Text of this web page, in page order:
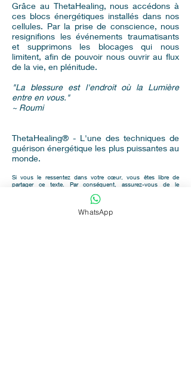
Grâce au ThetaHealing, nous accédons à
ces blocs énergétiques installés dans nos
cellules. Par la prise de conscience, nous
resignifions les événements traumatisants
et supprimons les blocages qui nous
limitent, afin de pouvoir nous ouvrir au flux
de la vie, en plénitude.
"La blessure est l'endroit où la Lumière
entre en vous."
~ Roumi
ThetaHealing® - L'une des techniques de
guérison énergétique les plus puissantes au
monde.
Si vous le ressentez dans votre cœur, vous êtes libre de
partager ce texte. Par conséquent, assurez-vous de le
de l'auteur et le site d'origine. Namasté !
WhatsApp